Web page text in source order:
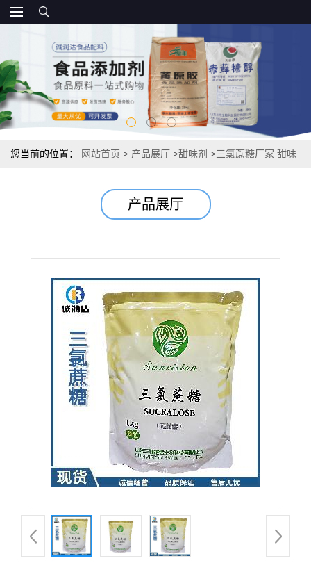
您当前的位置： 网站首页 > 产品展厅 >甜味剂 >三氯蔗糖厂家 甜味
产品展厅